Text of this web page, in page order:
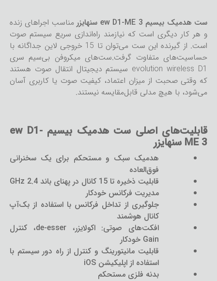
ست هدمیک بیسیم ew D1-ME 3 سنهایزر
مناسب اجراهای زنده
و هر کار دیگری است که نیازمند راه‌اندازی سریع سیستم صوت
است. از گیرنده این ست می‌توان تا 15 خروجی لاین جداگانه با
حساسیت‌های متفاوت گرفت.ست‌های میکروفن بی‌سیم سری
evolution wireless D1 سیستم دیجیتال انتقال صوت هستند
که وقتی صحبت از میزان اعتماد، کیفیت صوت یا کاربری آسان
می‌شود، با هیچ مدلی قابل‌مقایسه نیستند.
قابلیت‌های اصلی ست هدمیک بیسیم ew D1-
ME 3 سنهایزر
هدمیک سبک و مستحکم برای یک سخنرانی
فوق‌العاده
قابلیت ذخیره تا 15 کانال در پهنای باند 2.4 GHz
مدیریت فرکانس خودکار
جلوگیری از تداخل فرکانس با استفاده از بک‌آپ
کانال هوشمند
افکت‌های صوتی: اکولایزر، de-esser، کنترل
Gain خودکار
قابلیت مانیتورینگ و کنترل از راه دور سیستم با
استفاده از اپلیکیشن iOS
بدنه فلزی مستحکم